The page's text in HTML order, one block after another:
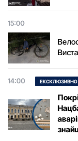
15:00
14:00 ЕКСКЛЮЗИВНО